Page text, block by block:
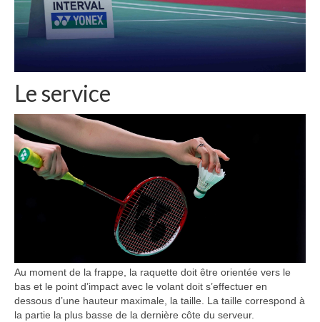
Le service
Au moment de la frappe, la raquette doit être orientée vers le
bas et le point d’impact avec le volant doit s’effectuer en
dessous d’une hauteur maximale, la taille. La taille correspond à
la partie la plus basse de la dernière côte du serveur.